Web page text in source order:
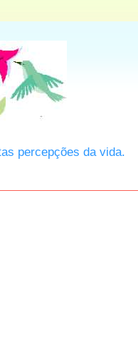
percepções da vida.